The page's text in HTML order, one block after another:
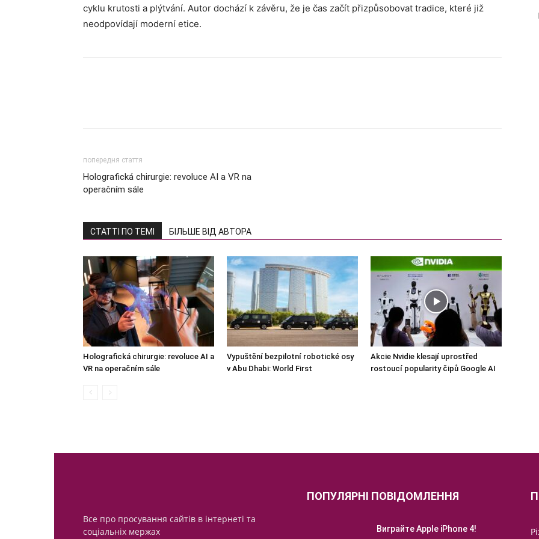
cyklu krutosti a plýtvání. Autor dochází k závěru, že je čas začít přizpůsobovat tradice, které již
neodpovídají moderní etice.
попередня стаття
Holografická chirurgie: revoluce AI a VR na
operačním sále
СТАТТІ ПО ТЕМІ БІЛЬШЕ ВІД АВТОРА
Holografická chirurgie: revoluce AI a
VR na operačním sále
Vypuštění bezpilotní robotické osy
v Abu Dhabi: World First
Akcie Nvidie klesají uprostřed
rostoucí popularity čipů Google AI
Все про просування сайтів в інтернеті та
соціальніх мержах
ПОПУЛЯРНІ ПОВІДОМЛЕННЯ
Виграйте Apple iPhone 4!